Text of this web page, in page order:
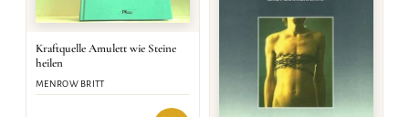
Kraftquelle Amulett wie Steine
heilen
MENROW BRITT